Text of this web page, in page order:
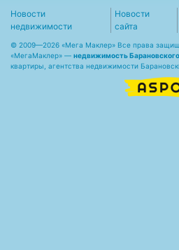
Новости
недвижимости
Новости
сайта
© 2009—2026 «Мега Маклер» Все права
«МегаМаклер» — недвижимость
квартиры, агентства недвижимости